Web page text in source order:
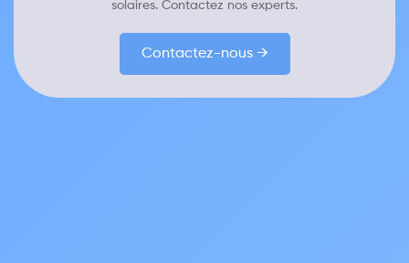
solaires. Contactez nos experts.
Contactez-nous →